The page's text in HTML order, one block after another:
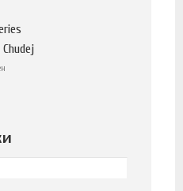
Chudej